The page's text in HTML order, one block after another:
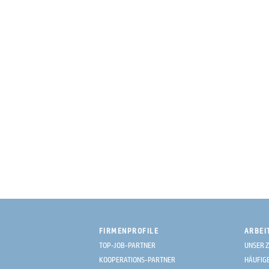
FIRMENPROFILE
TOP-JOB-PARTNER
KOOPERATIONS-PARTNER
UNSER